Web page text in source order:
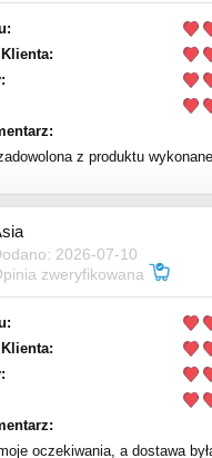
z produktu
2026-07-10
zweryfikowana
oczekiwania, a dostawa